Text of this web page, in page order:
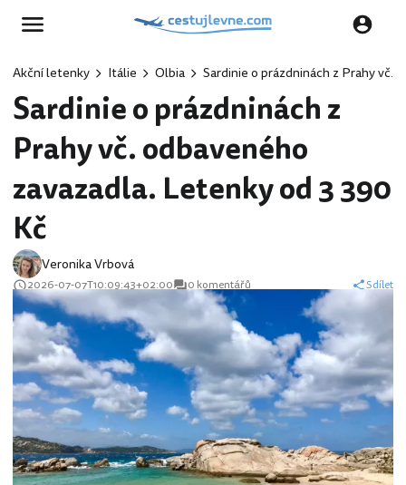
Akční letenky Itálie Olbia Sardinie o prázdninách z Prahy vč.
Sardinie o prázdninách z
Prahy vč. odbaveného
zavazadla. Letenky od 3 390
Kč
Veronika Vrbová
2026-07-07T10:09:43+02:00 0 komentářů Sdílet